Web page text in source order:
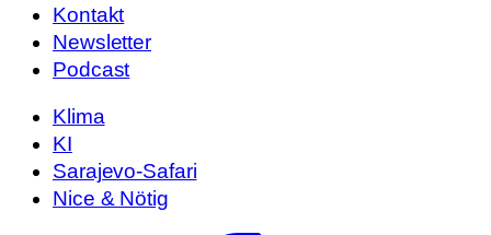
Kontakt
Newsletter
Podcast
Klima
KI
Sarajevo-Safari
Nice & Nötig